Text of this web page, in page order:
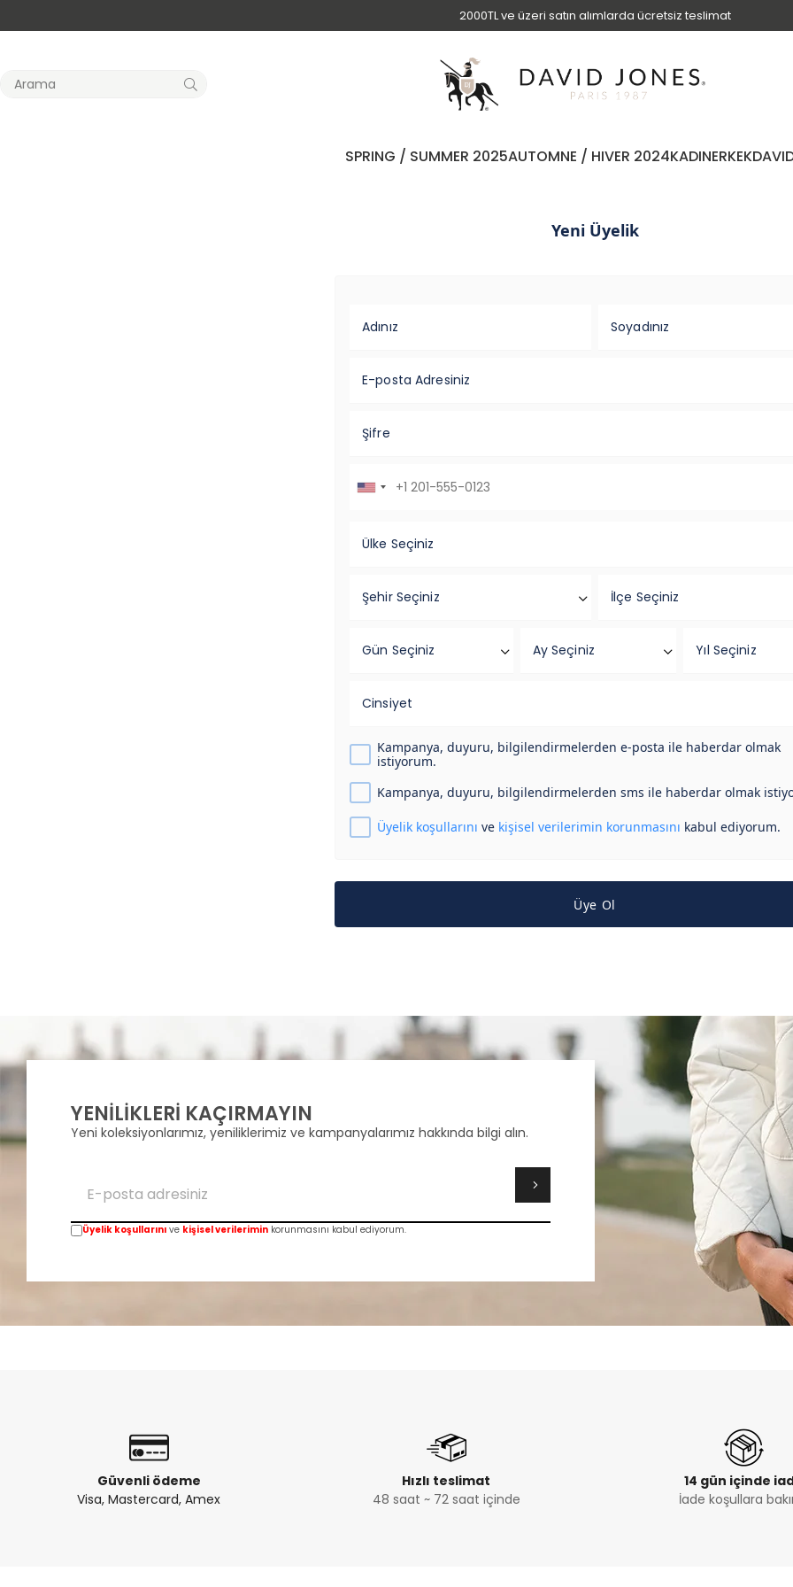
2000TL ve üzeri satın alımlarda ücretsiz teslimat
SPRING / SUMMER 2025AUTOMNE / HIVER 2024KADINERKEK
Yeni Üyelik
Adınız Soyadınız
E-posta Adresiniz
Şifre
Ülke Seçiniz
Şehir Seçiniz İlçe Seçiniz
Gün Seçiniz Ay Seçiniz Yıl Seçiniz
Cinsiyet
Kampanya, duyuru, bilgilendirmelerden e-posta ile haberdar olmak
istiyorum.
Kampanya, duyuru, bilgilendirmelerden sms ile haberdar olmak
Üyelik koşullarını ve kişisel verilerimin korunmasını kabul ediyorum.
Üye Ol
YENİLİKLERİ KAÇIRMAYIN
Yeni koleksiyonlarımız, yeniliklerimiz ve kampanyalarımız hakkında bilgi alın.
Üyelik koşullarını ve kişisel verilerimin korunmasını kabul ediyorum.
Güvenli ödeme
Visa, Mastercard, Amex
Hızlı teslimat
48 saat ~ 72 saat içinde
14 gün içinde
İade koşullara